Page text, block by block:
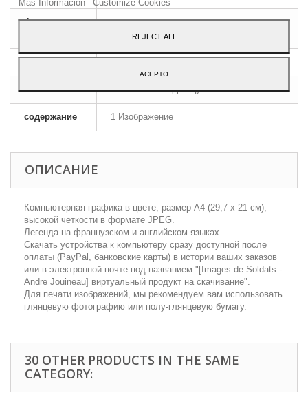
формат
размеры A4 - 29,7 x 21 cm
язык Английский и французский
содержание 1 Изображение
ОПИСАНИЕ
Компьютерная графика в цвете, размер А4 (29,7 х 21 см),
высокой четкости в формате JPEG.
Легенда на французском и английском языках.
Скачать устройства к компьютеру сразу доступной после
оплаты (PayPal, банковские карты) в истории ваших заказов
или в электронной почте под названием "[Images de Soldats -
Аndre Jouineau] виртуальный продукт на скачивание".
Для печати изображений, мы рекомендуем вам использовать
глянцевую фотографию или полу-глянцевую бумагу.
30 OTHER PRODUCTS IN THE SAME
CATEGORY:
Más Información Customize Cookies
REJECT ALL
ACEPTO